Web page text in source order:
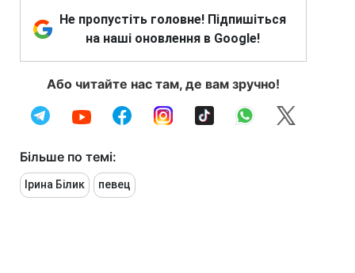
Не пропустіть головне! Підпишіться
на наші оновлення в Google!
Або читайте нас там, де вам зручно!
Більше по темі:
Ірина Білик певец